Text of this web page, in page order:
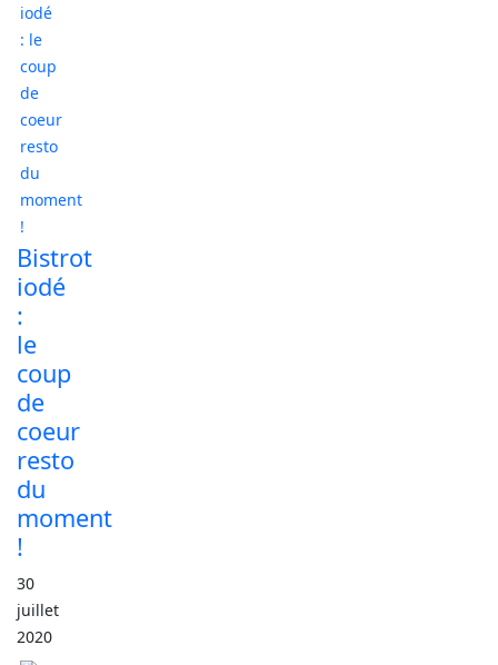
Bistrot
iodé
:
le
coup
de
coeur
resto
du
moment
!
30
juillet
2020